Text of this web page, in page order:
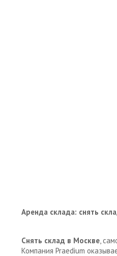
Аренда склада: снять
Снять склад в Москве,
Компания Praedium